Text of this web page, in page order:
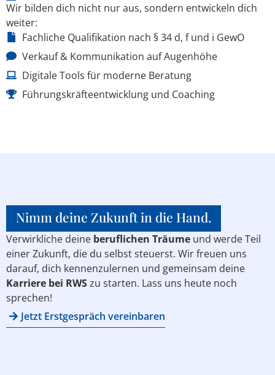
Wir bilden dich nicht nur aus, sondern entwickeln dich
weiter:
Fachliche Qualifikation nach § 34 d, f und i GewO
Verkauf & Kommunikation auf Augenhöhe
Digitale Tools für moderne Beratung
Führungskräfteentwicklung und Coaching
Nimm deine Zukunft in die Hand.
Verwirkliche deine beruflichen Träume und werde Teil
einer Zukunft, die du selbst steuerst. Wir freuen uns
darauf, dich kennenzulernen und gemeinsam deine
Karriere bei RWSzu starten. Lass uns heute noch
sprechen!
Jetzt Erstgespräch vereinbaren